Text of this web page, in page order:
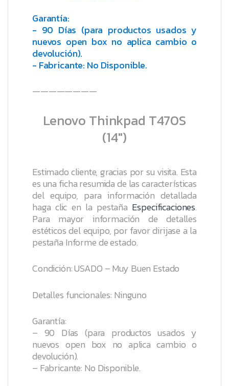
Garantía:
- 90 Días (para productos usados y
nuevos open box no aplica cambio o
devolución).
- Fabricante: No Disponible.
————————
Lenovo Thinkpad T470S
(14″)
Estimado cliente, gracias por su visita. Esta
es una ficha resumida de las características
del equipo, para información detallada
haga clic en la pestaña Especificaciones.
Para mayor información de detalles
estéticos del equipo, por favor dirijase a la
pestaña Informe de estado.
Condición: USADO – Muy Buen Estado
Detalles funcionales: Ninguno
Garantía:
– 90 Días (para productos usados y
nuevos open box no aplica cambio o
devolución).
– Fabricante: No Disponible.